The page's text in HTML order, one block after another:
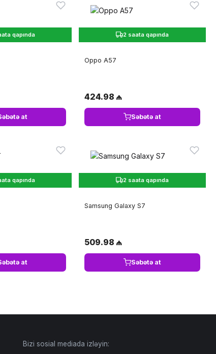
qapında
at
2 saata qapında
Oppo A57
424.98 ₼
Səbətə at
qapında
at
2 saata qapında
Samsung Galaxy S7
509.98 ₼
Səbətə at
Bizi sosial mediada izləyin: